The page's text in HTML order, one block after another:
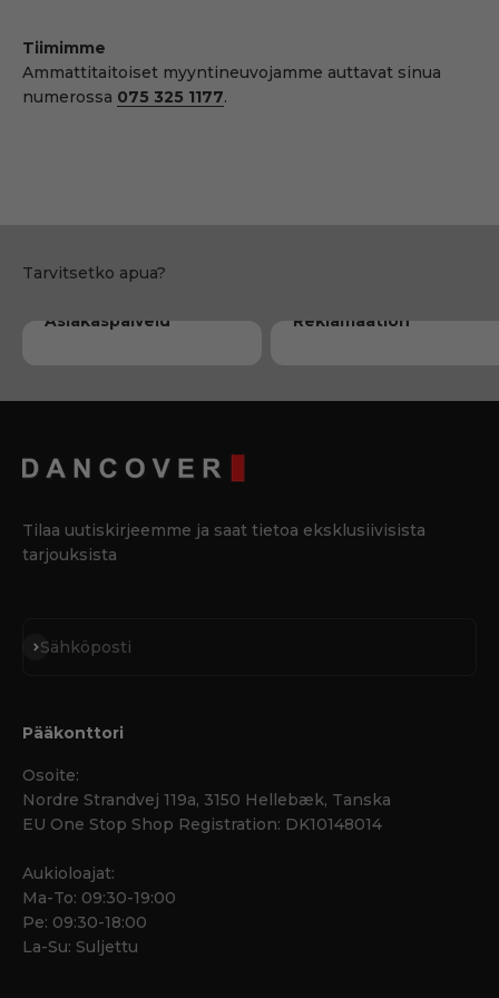
Toimitus: 13-17 elok.
paviljongille
Varastossa
paviljongille
paviljongille
Martinique, 4 kpl,
Harmaa
Väri:
Harmaa
353,08 €
Toimitus: 13-17 elok.
Martinique, 4 kpl,
Musta
Väri: